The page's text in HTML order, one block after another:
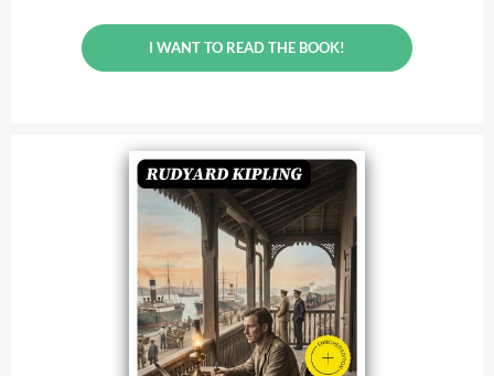
I WANT TO READ THE BOOK!